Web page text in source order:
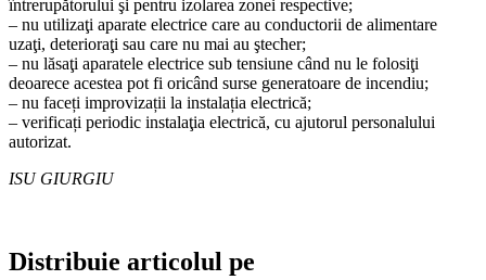
întrerupătorului şi pentru izolarea zonei respective;
– nu utilizaţi aparate electrice care au conductorii de alimentare
uzaţi, deterioraţi sau care nu mai au ştecher;
– nu lăsaţi aparatele electrice sub tensiune când nu le folosiţi
deoarece acestea pot fi oricând surse generatoare de incendiu;
– nu faceți improvizații la instalația electrică;
– verificați periodic instalaţia electrică, cu ajutorul personalului
autorizat.
ISU GIURGIU
Distribuie articolul pe